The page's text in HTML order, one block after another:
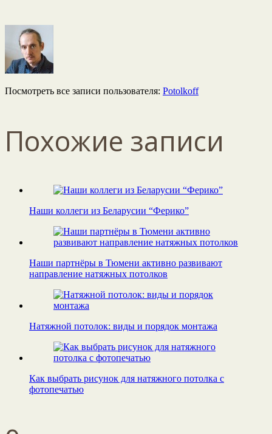
Посмотреть все записи пользователя: Potolkoff
Похожие записи
Наши коллеги из Беларусии “Ферико”
Наши партнёры в Тюмени активно развивают
направление натяжных потолков
Натяжной потолок: виды и порядок монтажа
Как выбрать рисунок для натяжного потолка с
фотопечатью